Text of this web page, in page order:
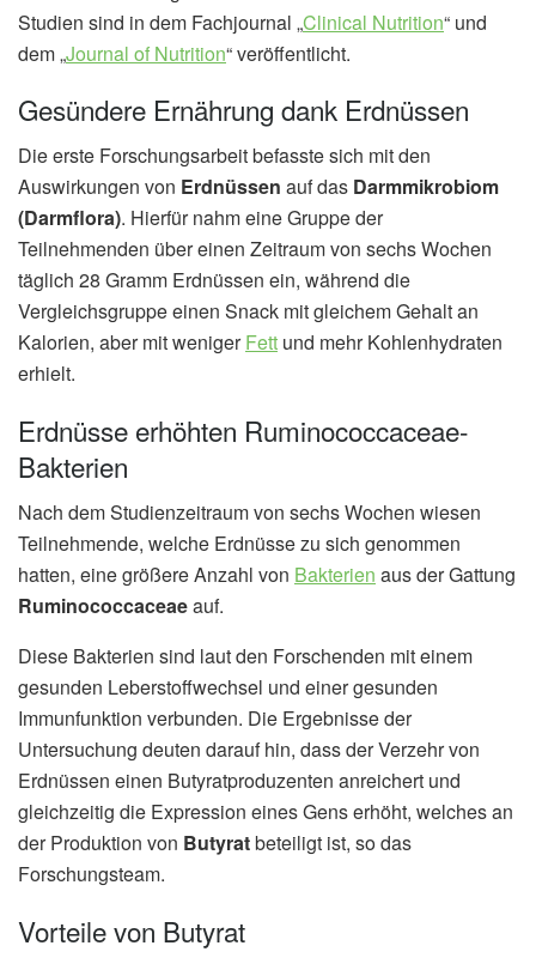
Studien sind in dem Fachjournal „Clinical Nutrition“ und
dem „Journal of Nutrition“ veröffentlicht.
Gesündere Ernährung dank Erdnüssen
Die erste Forschungsarbeit befasste sich mit den
Auswirkungen von Erdnüssen auf das Darmmikrobiom
(Darmflora). Hierfür nahm eine Gruppe der
Teilnehmenden über einen Zeitraum von sechs Wochen
täglich 28 Gramm Erdnüssen ein, während die
Vergleichsgruppe einen Snack mit gleichem Gehalt an
Kalorien, aber mit wenigerFett und mehr Kohlenhydraten
erhielt.
Erdnüsse erhöhten Ruminococcaceae-
Bakterien
Nach dem Studienzeitraum von sechs Wochen wiesen
Teilnehmende, welche Erdnüsse zu sich genommen
hatten, eine größere Anzahl von Bakterien aus der Gattung
Ruminococcaceaeauf.
Diese Bakterien sind laut den Forschenden mit einem
gesunden Leberstoffwechsel und einer gesunden
Immunfunktion verbunden. Die Ergebnisse der
Untersuchung deuten darauf hin, dass der Verzehr von
Erdnüssen einen Butyratproduzenten anreichert und
gleichzeitig die Expression eines Gens erhöht, welches an
der Produktion von Butyratbeteiligt ist, so das
Forschungsteam.
Vorteile von Butyrat